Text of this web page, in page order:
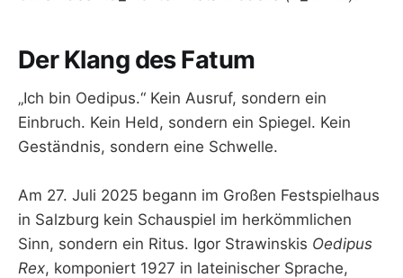
Der Klang des Fatum
„Ich bin Oedipus.“ Kein Ausruf, sondern ein
Einbruch. Kein Held, sondern ein Spiegel. Kein
Geständnis, sondern eine Schwelle.
Am 27. Juli 2025 begann im Großen Festspielhaus
in Salzburg kein Schauspiel im herkömmlichen
Sinn, sondern ein Ritus. Igor Strawinskis Oedipus
Rex, komponiert 1927 in lateinischer Sprache,